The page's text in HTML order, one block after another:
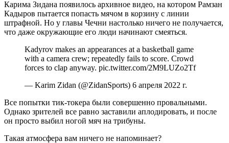
Карима Зидана появилось архивное видео, на котором Рамзан
Кадыров пытается попасть мячом в корзину с линии
штрафной. Но у главы Чечни настолько ничего не получается,
что даже окружающие его люди начинают смеяться.
Kadyrov makes an appearances at a basketball game
with a camera crew; repeatedly fails to score. Crowd
forces to clap anyway. pic.twitter.com/2M9LUZo2Tf
— Karim Zidan (@ZidanSports) 6 апреля 2022 г.
Все попытки тик-токера были совершенно провальными.
Однако зрителей все равно заставили аплодировать, и после
он просто выбил ногой мяч на трибуны.
Такая атмосфера вам ничего не напоминает?